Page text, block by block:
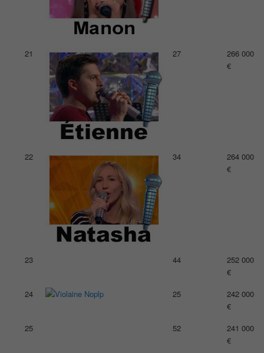
21 27
266 000
€
22 34
264 000
€
23 44
252 000
€
24
25
242 000
€
25
52
241 000
€